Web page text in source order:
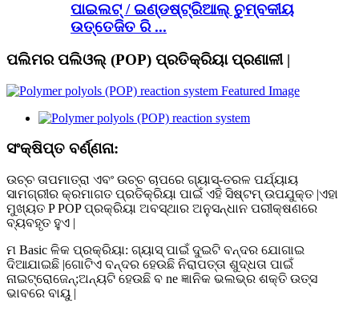
ପାଇଲଟ୍ / ଇଣ୍ଡଷ୍ଟ୍ରିଆଲ୍ ଚୁମ୍ବକୀୟ
ଉତ୍ତେଜିତ ରି ...
ପଲିମର ପଲିଓଲ୍ (POP) ପ୍ରତିକ୍ରିୟା ପ୍ରଣାଳୀ |
ସଂକ୍ଷିପ୍ତ ବର୍ଣ୍ଣନା:
ଉଚ୍ଚ ତାପମାତ୍ରା ଏବଂ ଉଚ୍ଚ ଚାପରେ ଗ୍ୟାସ୍-ତରଳ ପର୍ଯ୍ୟାୟ
ସାମଗ୍ରୀର କ୍ରମାଗତ ପ୍ରତିକ୍ରିୟା ପାଇଁ ଏହି ସିଷ୍ଟମ୍ ଉପଯୁକ୍ତ |ଏହା
ମୁଖ୍ୟତ P POP ପ୍ରକ୍ରିୟା ଅବସ୍ଥାର ଅନୁସନ୍ଧାନ ପରୀକ୍ଷଣରେ
ବ୍ୟବହୃତ ହୁଏ |
ମ Basic ଳିକ ପ୍ରକ୍ରିୟା: ଗ୍ୟାସ୍ ପାଇଁ ଦୁଇଟି ବନ୍ଦର ଯୋଗାଇ
ଦିଆଯାଇଛି |ଗୋଟିଏ ବନ୍ଦର ହେଉଛି ନିରାପତ୍ତା ଶୁଦ୍ଧତା ପାଇଁ
ନାଇଟ୍ରୋଜେନ୍;ଅନ୍ୟଟି ହେଉଛି ବ ne ଜ୍ଞାନିକ ଭଲଭ୍ର ଶକ୍ତି ଉତ୍ସ
ଭାବରେ ବାୟୁ |